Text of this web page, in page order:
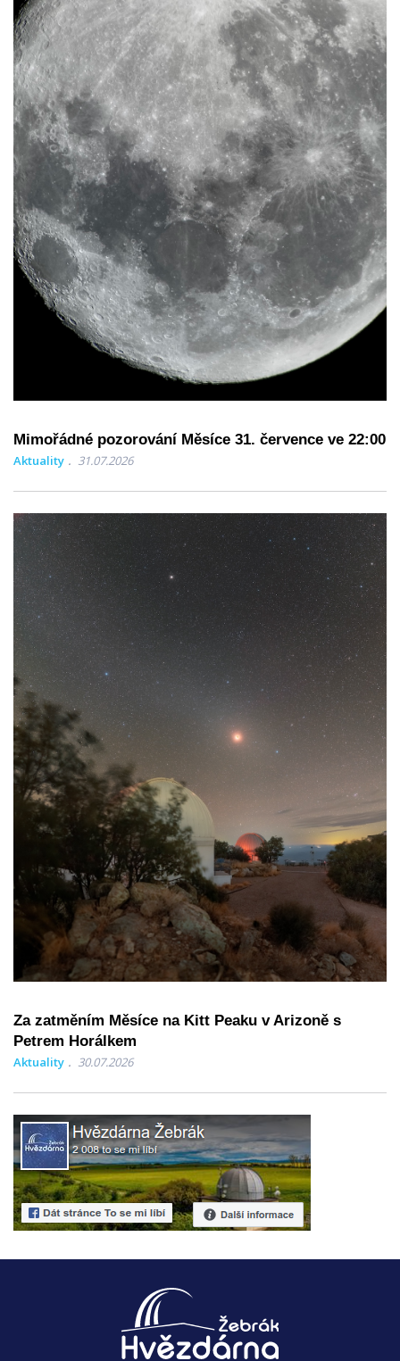
Mimořádné pozorování Měsíce 31. července ve 22:00
Aktuality 31.07.2026
Za zatměním Měsíce na Kitt Peaku v Arizoně s
Petrem Horálkem
Aktuality 30.07.2026